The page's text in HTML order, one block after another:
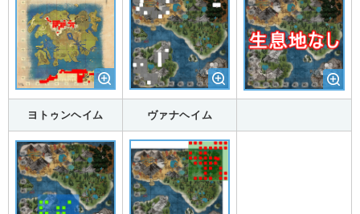
ヨトゥンヘイム ヴァナヘイム